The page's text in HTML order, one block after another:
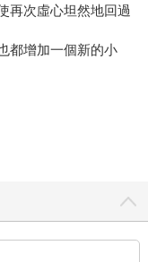
再次虛心坦然地回過
都增加一個新的小